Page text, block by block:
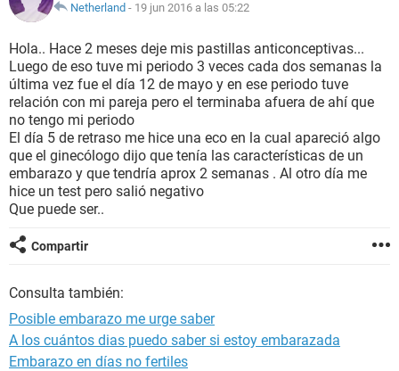
NUTRICIÓN
BIENESTAR
SEXUALIDAD
GLOSARIO
Netherland - 19 jun 2016 a las 05:22
Hola.. Hace 2 meses deje mis pastillas anticonceptivas...
Luego de eso tuve mi periodo 3 veces cada dos semanas la
última vez fue el día 12 de mayo y en ese periodo tuve
relación con mi pareja pero el terminaba afuera de ahí que
no tengo mi periodo
El día 5 de retraso me hice una eco en la cual apareció algo
que el ginecólogo dijo que tenía las características de un
embarazo y que tendría aprox 2 semanas . Al otro día me
hice un test pero salió negativo
Que puede ser..
Compartir
Consulta también:
Posible embarazo me urge saber
A los cuántos dias puedo saber si estoy embarazada
Embarazo en días no fertiles